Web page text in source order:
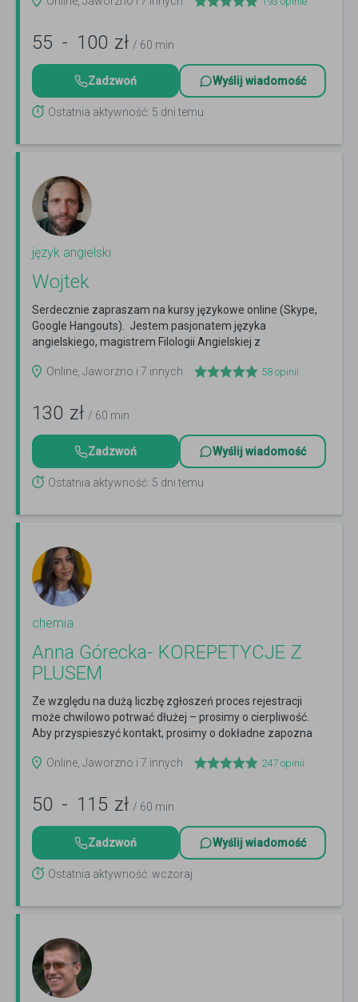
55 - 100 zł / 60 min
Zadzwoń Wyślij wiadomość
Ostatnia aktywność: 5 dni temu
język angielski
Wojtek
Serdecznie zapraszam na kursy językowe online (Skype,
Google Hangouts). Jestem pasjonatem języka
angielskiego, magistrem Filologii Angielskiej z
Online, Jaworzno i 7 innych
58 opinii
130 zł / 60 min
Zadzwoń Wyślij wiadomość
Ostatnia aktywność: 5 dni temu
chemia
Anna Górecka- KOREPETYCJE Z
PLUSEM
Ze względu na dużą liczbę zgłoszeń proces rejestracji
może chwilowo potrwać dłużej – prosimy o cierpliwość.
Aby przyspieszyć kontakt, prosimy o dokładne zapozna
Online, Jaworzno i 7 innych
247 opinii
50 - 115 zł / 60 min
Zadzwoń Wyślij wiadomość
Ostatnia aktywność: wczoraj